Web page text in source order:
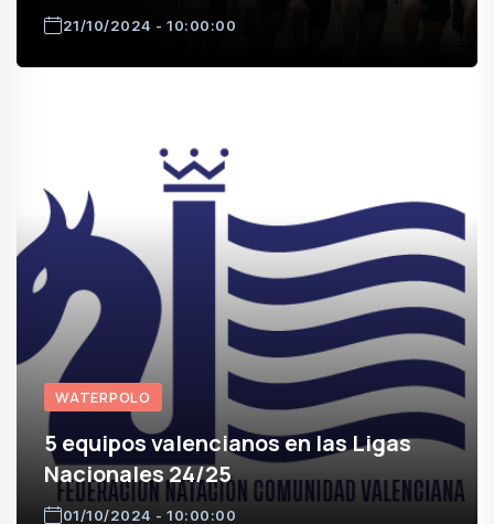
21/10/2024 - 10:00:00
WATERPOLO
5 equipos valencianos en las Ligas
Nacionales 24/25
01/10/2024 - 10:00:00